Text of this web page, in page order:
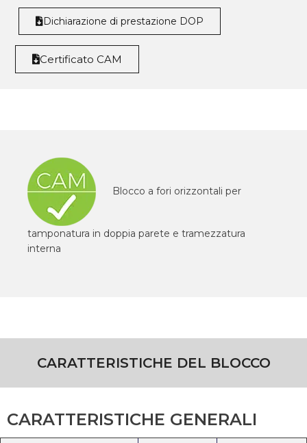
Dichiarazione di prestazione DOP
Certificato CAM
Blocco a fori orizzontali per
tamponatura in doppia parete e tramezzatura
interna
CARATTERISTICHE DEL BLOCCO
CARATTERISTICHE GENERALI